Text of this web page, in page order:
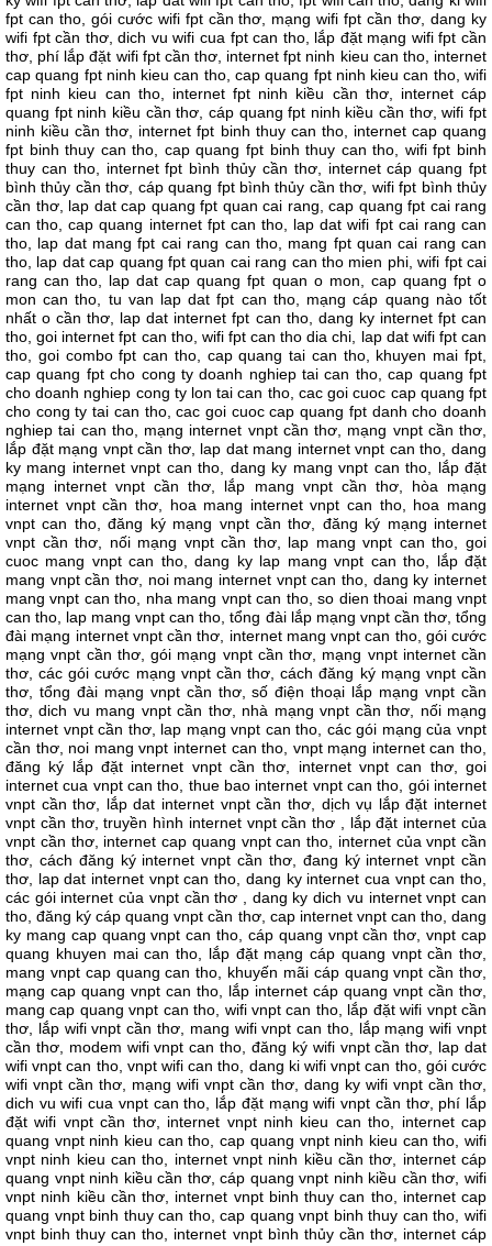
fpt can tho, gói cước wifi fpt cần thơ, mạng wifi fpt cần thơ, dang ky
wifi fpt cần thơ, dich vu wifi cua fpt can tho, lắp đặt mạng wifi fpt cần
thơ, phí lắp đặt wifi fpt cần thơ, internet fpt ninh kieu can tho, internet
cap quang fpt ninh kieu can tho, cap quang fpt ninh kieu can tho, wifi
fpt ninh kieu can tho, internet fpt ninh kiều cần thơ, internet cáp
quang fpt ninh kiều cần thơ, cáp quang fpt ninh kiều cần thơ, wifi fpt
ninh kiều cần thơ, internet fpt binh thuy can tho, internet cap quang
fpt binh thuy can tho, cap quang fpt binh thuy can tho, wifi fpt binh
thuy can tho, internet fpt bình thủy cần thơ, internet cáp quang fpt
bình thủy cần thơ, cáp quang fpt bình thủy cần thơ, wifi fpt bình thủy
cần thơ, lap dat cap quang fpt quan cai rang, cap quang fpt cai rang
can tho, cap quang internet fpt can tho, lap dat wifi fpt cai rang can
tho, lap dat mang fpt cai rang can tho, mang fpt quan cai rang can
tho, lap dat cap quang fpt quan cai rang can tho mien phi, wifi fpt cai
rang can tho, lap dat cap quang fpt quan o mon, cap quang fpt o
mon can tho, tu van lap dat fpt can tho, mạng cáp quang nào tốt
nhất o cần thơ, lap dat internet fpt can tho, dang ky internet fpt can
tho, goi internet fpt can tho, wifi fpt can tho dia chi, lap dat wifi fpt can
tho, goi combo fpt can tho, cap quang tai can tho, khuyen mai fpt,
cap quang fpt cho cong ty doanh nghiep tai can tho, cap quang fpt
cho doanh nghiep cong ty lon tai can tho, cac goi cuoc cap quang fpt
cho cong ty tai can tho, cac goi cuoc cap quang fpt danh cho doanh
nghiep tai can tho, mạng internet vnpt cần thơ, mạng vnpt cần thơ,
lắp đặt mạng vnpt cần thơ, lap dat mang internet vnpt can tho, dang
ky mang internet vnpt can tho, dang ky mang vnpt can tho, lắp đặt
mạng internet vnpt cần thơ, lắp mang vnpt cần thơ, hòa mạng
internet vnpt cần thơ, hoa mang internet vnpt can tho, hoa mang
vnpt can tho, đăng ký mạng vnpt cần thơ, đăng ký mạng internet
vnpt cần thơ, nối mạng vnpt cần thơ, lap mang vnpt can tho, goi
cuoc mang vnpt can tho, dang ky lap mang vnpt can tho, lắp đặt
mang vnpt cần thơ, noi mang internet vnpt can tho, dang ky internet
mang vnpt can tho, nha mang vnpt can tho, so dien thoai mang vnpt
can tho, lap mang vnpt can tho, tổng đài lắp mạng vnpt cần thơ, tổng
đài mạng internet vnpt cần thơ, internet mang vnpt can tho, gói cước
mạng vnpt cần thơ, gói mạng vnpt cần thơ, mạng vnpt internet cần
thơ, các gói cước mạng vnpt cần thơ, cách đăng ký mạng vnpt cần
thơ, tổng đài mạng vnpt cần thơ, số điện thoại lắp mạng vnpt cần
thơ, dich vu mang vnpt cần thơ, nhà mạng vnpt cần thơ, nối mạng
internet vnpt cần thơ, lap mạng vnpt can tho, các gói mạng của vnpt
cần thơ, noi mang vnpt internet can tho, vnpt mạng internet can tho,
đăng ký lắp đặt internet vnpt cần thơ, internet vnpt can thơ, goi
internet cua vnpt can tho, thue bao internet vnpt can tho, gói internet
vnpt cần thơ, lắp dat internet vnpt cần thơ, dịch vụ lắp đặt internet
vnpt cần thơ, truyền hình internet vnpt cần thơ , lắp đặt internet của
vnpt cần thơ, internet cap quang vnpt can tho, internet của vnpt cần
thơ, cách đăng ký internet vnpt cần thơ, đang ký internet vnpt cần
thơ, lap dat internet vnpt can tho, dang ky internet cua vnpt can tho,
các gói internet của vnpt cần thơ , dang ky dich vu internet vnpt can
tho, đăng ký cáp quang vnpt cần thơ, cap internet vnpt can tho, dang
ky mang cap quang vnpt can tho, cáp quang vnpt cần thơ, vnpt cap
quang khuyen mai can tho, lắp đặt mạng cáp quang vnpt cần thơ,
mang vnpt cap quang can tho, khuyến mãi cáp quang vnpt cần thơ,
mạng cap quang vnpt can tho, lắp internet cáp quang vnpt cần thơ,
mang cap quang vnpt can tho, wifi vnpt can tho, lắp đặt wifi vnpt cần
thơ, lắp wifi vnpt cần thơ, mang wifi vnpt can tho, lắp mạng wifi vnpt
cần thơ, modem wifi vnpt can tho, đăng ký wifi vnpt cần thơ, lap dat
wifi vnpt can tho, vnpt wifi can tho, dang ki wifi vnpt can tho, gói cước
wifi vnpt cần thơ, mạng wifi vnpt cần thơ, dang ky wifi vnpt cần thơ,
dich vu wifi cua vnpt can tho, lắp đặt mạng wifi vnpt cần thơ, phí lắp
đặt wifi vnpt cần thơ, internet vnpt ninh kieu can tho, internet cap
quang vnpt ninh kieu can tho, cap quang vnpt ninh kieu can tho, wifi
vnpt ninh kieu can tho, internet vnpt ninh kiều cần thơ, internet cáp
quang vnpt ninh kiều cần thơ, cáp quang vnpt ninh kiều cần thơ, wifi
vnpt ninh kiều cần thơ, internet vnpt binh thuy can tho, internet cap
quang vnpt binh thuy can tho, cap quang vnpt binh thuy can tho, wifi
vnpt binh thuy can tho, internet vnpt bình thủy cần thơ, internet cáp